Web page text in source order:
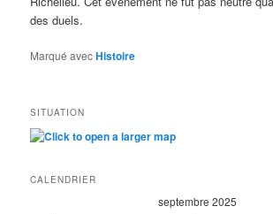
des duels.
Marqué avecHistoire
SITUATION
CALENDRIER
septembre 2025